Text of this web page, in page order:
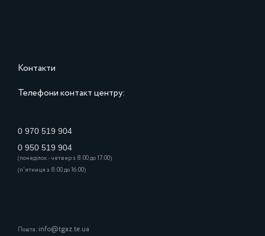
Контакти
Телефони контакт центру:
0 970 519 904
0 950 519 904
(понеділок - четвер з 8:00 до 17:00)
(п'ятниця з 8:00 до 16:00)
Пошта: info@tgaz.te.ua